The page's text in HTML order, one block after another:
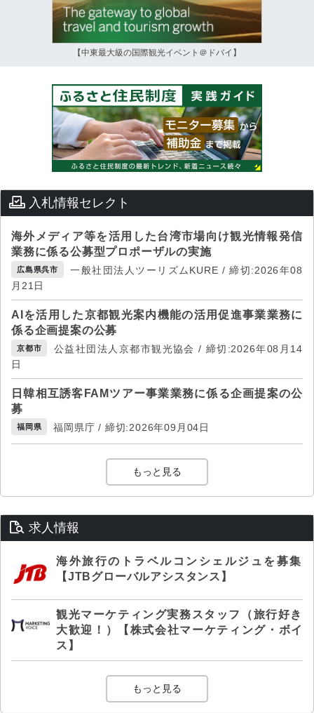
【中東最大級の国際観光イベント＠ドバイ】
入札情報セレクト
海外メディア等を活用した台湾市場向け観光情報発信
業務に係る公募型プロポーザルの実施
広島県呉市
一般社団法人ツーリズムKURE / 締切:2026年08
月21日
AIを活用した京都観光案内機能の活用促進事業業務に
係る企画提案の公募
京都市
公益社団法人京都市観光協会 / 締切:2026年08月14
日
日韓相互誘客FAMツアー事業業務に係る企画提案の公
募
福岡県 福岡県庁 / 締切:2026年09月04日
もっと見る
求人情報
海外旅行のトラベルコンシェルジュを募集
【JTBグローバルアシスタンス】
観光マーケティング実務スタッフ（旅行好き
大歓迎！）【株式会社マーケティング・ボイ
ス】
もっと見る